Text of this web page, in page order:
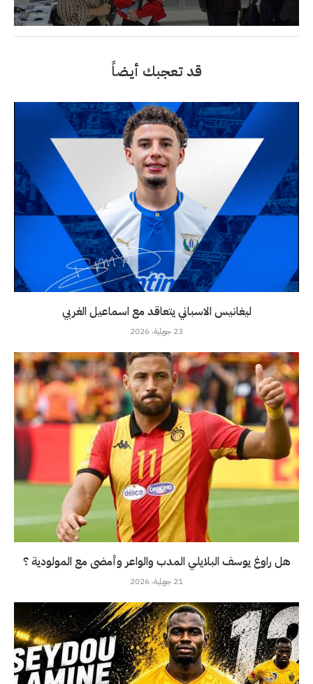
قد تعجبك أيضاً
ليغانيس الاسباني يتعاقد مع اسماعيل الغربي
23 جويلية، 2026
هل راوغ يوسف البلايلي المدب والواعر وأمضى مع المولودية ؟
21 جويلية، 2026